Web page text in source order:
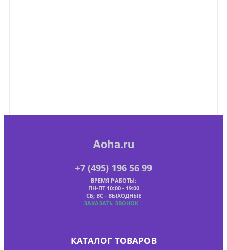
Aoha.ru
+7 (495) 196 56 99
ВРЕМЯ РАБОТЫ:
ПН-ПТ 10:00 - 19:00
СБ; ВС - ВЫХОДНЫЕ
ЗАКАЗАТЬ ЗВОНОК
КАТАЛОГ ТОВАРОВ